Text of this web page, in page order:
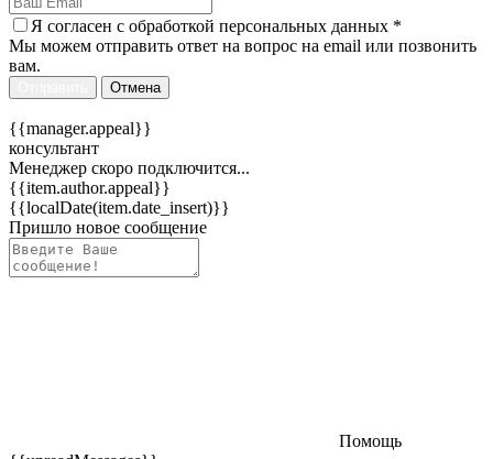
Я согласен c обработкой персональных данных *
Мы можем отправить ответ на вопрос на email или позвонить
вам.
Отмена
{{manager.appeal}}
консультант
Менеджер скоро подключится...
{{item.author.appeal}}
{{localDate(item.date_insert)}}
Пришло новое сообщение
Помощь